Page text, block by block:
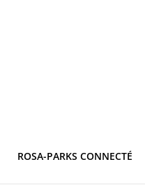
ROSA-PARKS CONNECTÉ